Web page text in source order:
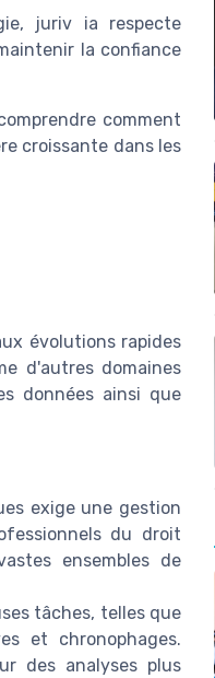
juriv ia respecte
la confiance
comment
croissante dans les
évolutions rapides
d'autres domaines
données ainsi que
exige une gestion
du droit
ensembles de
tâches, telles que
et chronophages.
des analyses plus